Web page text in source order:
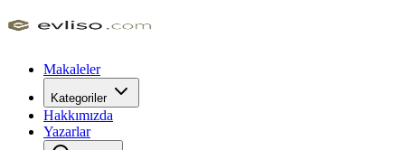
Makaleler
Kategoriler
Hakkımızda
Yazarlar